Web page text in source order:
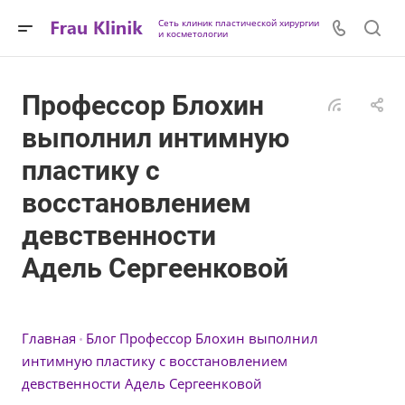
Сеть клиник пластической хирургии
и косметологии
Профессор Блохин
выполнил интимную
пластику с
восстановлением
девственности
Адель Сергеенковой
Главная Блог Профессор Блохин выполнил
интимную пластику с восстановлением
девственности Адель Сергеенковой